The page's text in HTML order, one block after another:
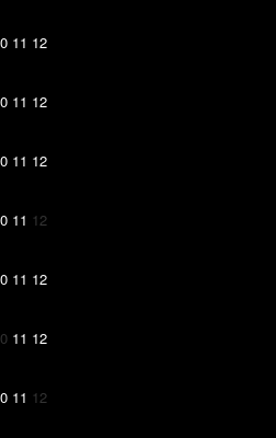
11 12
11 12
11 12
11 12
11 12
11 12
11 12